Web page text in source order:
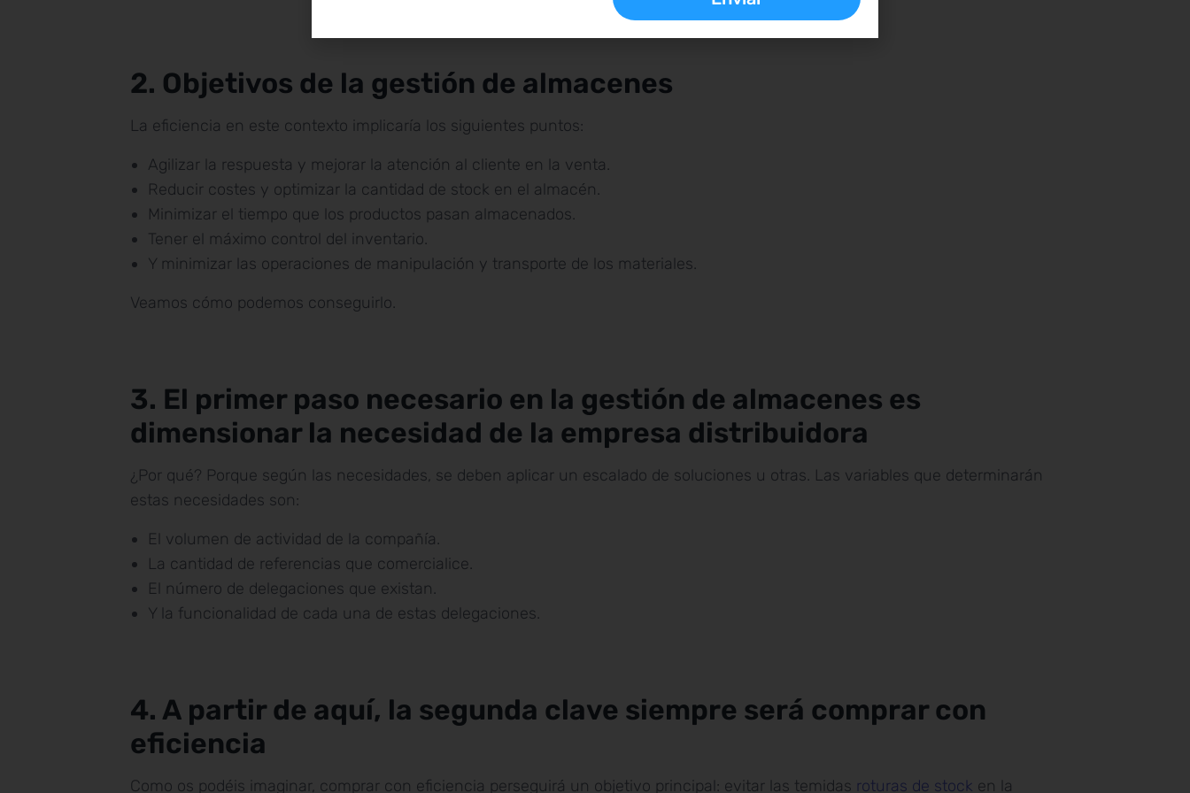
2. Objetivos de la gestión de almacenes
La eficiencia en este contexto implicaría los siguientes puntos:
Agilizar la respuesta y mejorar la atención al cliente en la venta.
Reducir costes y optimizar la cantidad de stock en el almacén.
Minimizar el tiempo que los productos pasan almacenados.
Tener el máximo control del inventario.
Y minimizar las operaciones de manipulación y transporte de los materiales.
Veamos cómo podemos conseguirlo.
3. El primer paso necesario en la gestión de almacenes es
dimensionar la necesidad de la empresa distribuidora
¿Por qué? Porque según las necesidades, se deben aplicar un escalado de soluciones u otras. Las variables que determinarán
estas necesidades son:
El volumen de actividad de la compañía.
La cantidad de referencias que comercialice.
El número de delegaciones que existan.
Y la funcionalidad de cada una de estas delegaciones.
4. A partir de aquí, la segunda clave siempre será comprar con
eficiencia
Como os podéis imaginar, comprar con eficiencia perseguirá un objetivo principal: evitar las temidas roturas de stock en la